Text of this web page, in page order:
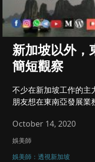
新加坡以外，
簡短觀察
不少在新加坡工作的主
朋友想在東南亞發展業
October 14, 2020
娛美師
娛美師：透視新加坡